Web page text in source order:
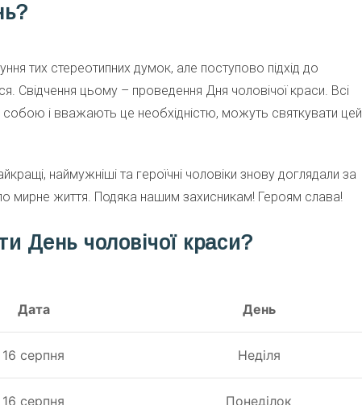
тих стереотипних думок, але поступово підхід до
Свідчення цьому – проведення Дня чоловічої краси. Всі
собою і вважають це необхідністю, можуть святкувати цей
наймужніші та героїчні чоловіки знову доглядали за
життя. Подяка нашим захисникам! Героям слава!
День чоловічої краси?
Дата День
16 серпня Неділя
16 серпня Понеділок